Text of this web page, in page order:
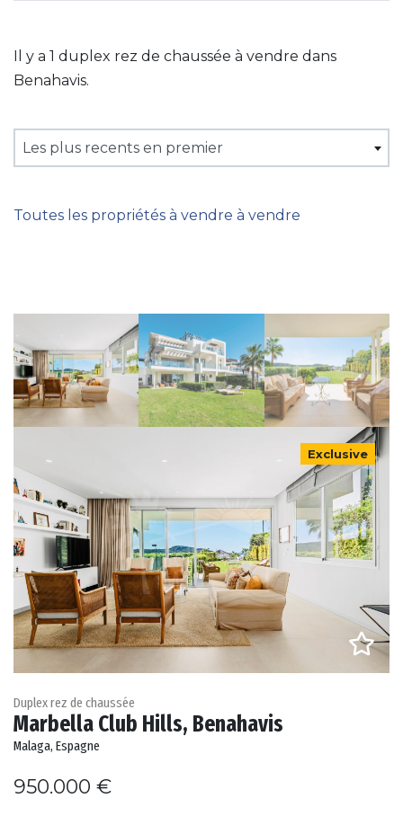
Il y a 1 duplex rez de chaussée à vendre dans
Benahavis.
Les plus recents en premier
Toutes les propriétés à vendre à vendre
Exclusive
Duplex rez de chaussée
Marbella Club Hills, Benahavis
Malaga, Espagne
950.000 €